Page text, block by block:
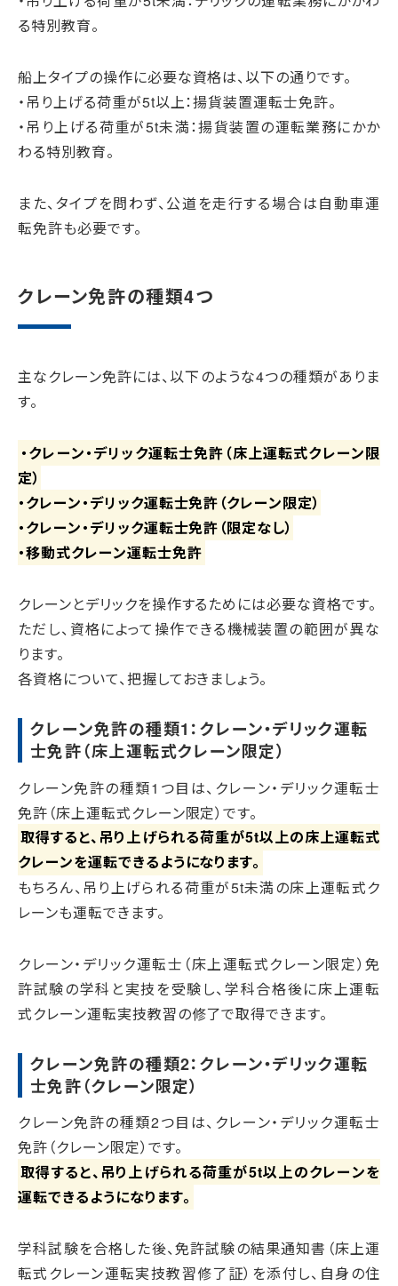
る特別教育。
船上タイプの操作に必要な資格は、以下の通りです。
・吊り上げる荷重が5t以上：揚貨装置運転士免許。
・吊り上げる荷重が5t未満：揚貨装置の運転業務にかか
わる特別教育。
また、タイプを問わず、公道を走行する場合は自動車運
転免許も必要です。
クレーン免許の種類4つ
主なクレーン免許には、以下のような4つの種類がありま
す。
・クレーン・デリック運転士免許（床上運転式クレーン限
定）
・クレーン・デリック運転士免許（クレーン限定）
・クレーン・デリック運転士免許（限定なし）
・移動式クレーン運転士免許
クレーンとデリックを操作するためには必要な資格です。
ただし、資格によって操作できる機械装置の範囲が異な
ります。
各資格について、把握しておきましょう。
クレーン免許の種類1：クレーン・デリック運転
士免許（床上運転式クレーン限定）
クレーン免許の種類1つ目は、クレーン・デリック運転士
免許（床上運転式クレーン限定）です。
取得すると、吊り上げられる荷重が5t以上の床上運転式
クレーンを運転できるようになります。
もちろん、吊り上げられる荷重が5t未満の床上運転式ク
レーンも運転できます。
クレーン・デリック運転士（床上運転式クレーン限定）免
許試験の学科と実技を受験し、学科合格後に床上運転
式クレーン運転実技教習の修了で取得できます。
クレーン免許の種類2：クレーン・デリック運転
士免許（クレーン限定）
クレーン免許の種類2つ目は、クレーン・デリック運転士
免許（クレーン限定）です。
取得すると、吊り上げられる荷重が5t以上のクレーンを
運転できるようになります。
学科試験を合格した後、免許試験の結果通知書（床上運
転式クレーン運転実技教習修了証）を添付し、自身の住